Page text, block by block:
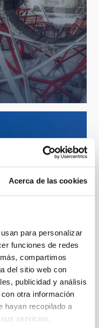
Acerca de las cookies
para personalizar
funciones de redes
compartimos
del sitio web con
publicidad y análisis
otra información
hayan recopilado a
servicios.